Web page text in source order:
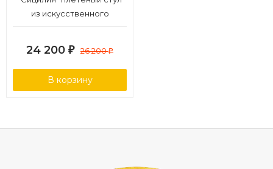
из искусственного
24 200 ₽ 26 200₽
В корзину